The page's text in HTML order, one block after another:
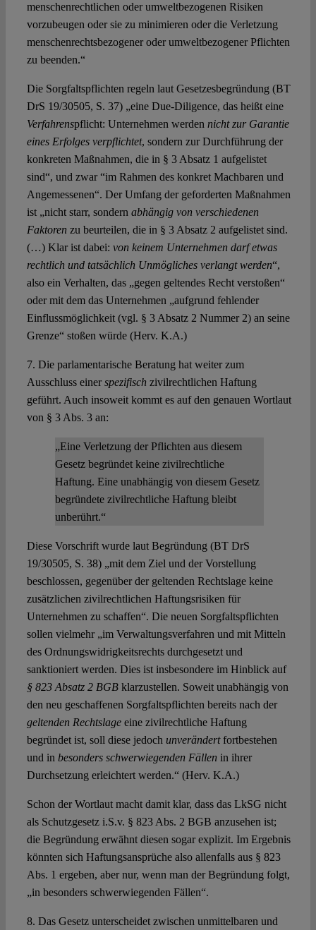
menschenrechtlichen oder umweltbezogenen Risiken
vorzubeugen oder sie zu minimieren oder die Verletzung
menschenrechtsbezogener oder umweltbezogener Pflichten
zu beenden.“
Die Sorgfaltspflichten regeln laut Gesetzesbegründung (BT
DrS 19/30505, S. 37) „eine Due-Diligence, das heißt eine
Verfahrenspflicht: Unternehmen werden nicht zur Garantie
eines Erfolges verpflichtet, sondern zur Durchführung der
konkreten Maßnahmen, die in § 3 Absatz 1 aufgelistet
sind“, und zwar “im Rahmen des konkret Machbaren und
Angemessenen“. Der Umfang der geforderten Maßnahmen
ist „nicht starr, sondern abhängig von verschiedenen
Faktoren zu beurteilen, die in § 3 Absatz 2 aufgelistet sind.
(…) Klar ist dabei: von keinem Unternehmen darf etwas
rechtlich und tatsächlich Unmögliches verlangt werden“,
also ein Verhalten, das „gegen geltendes Recht verstoßen“
oder mit dem das Unternehmen „aufgrund fehlender
Einflussmöglichkeit (vgl. § 3 Absatz 2 Nummer 2) an seine
Grenze“ stoßen würde (Herv. K.A.)
7. Die parlamentarische Beratung hat weiter zum
Ausschluss einerspezifisch zivilrechtlichen Haftung
geführt. Auch insoweit kommt es auf den genauen Wortlaut
von § 3 Abs. 3 an:
„Eine Verletzung der Pflichten aus diesem
Gesetz begründet keine zivilrechtliche
Haftung. Eine unabhängig von diesem Gesetz
begründete zivilrechtliche Haftung bleibt
unberührt.“
Diese Vorschrift wurde laut Begründung (BT DrS
19/30505, S. 38) „mit dem Ziel und der Vorstellung
beschlossen, gegenüber der geltenden Rechtslage keine
zusätzlichen zivilrechtlichen Haftungsrisiken für
Unternehmen zu schaffen“. Die neuen Sorgfaltspflichten
sollen vielmehr „im Verwaltungsverfahren und mit Mitteln
des Ordnungswidrigkeitsrechts durchgesetzt und
sanktioniert werden. Dies ist insbesondere im Hinblick auf
§ 823 Absatz 2 BGBklarzustellen. Soweit unabhängig von
den neu geschaffenen Sorgfaltspflichten bereits nach der
geltenden Rechtslageeine zivilrechtliche Haftung
begründet ist, soll diese jedoch unverändertfortbestehen
und in besonders schwerwiegenden Fällen in ihrer
Durchsetzung erleichtert werden.“ (Herv. K.A.)
Schon der Wortlaut macht damit klar, dass das LkSG nicht
als Schutzgesetz i.S.v. § 823 Abs. 2 BGB anzusehen ist;
die Begründung erwähnt diesen sogar explizit. Im Ergebnis
könnten sich Haftungsansprüche also allenfalls aus § 823
Abs. 1 ergeben, aber nur, wenn man der Begründung folgt,
„in besonders schwerwiegenden Fällen“.
8. Das Gesetz unterscheidet zwischen unmittelbaren und